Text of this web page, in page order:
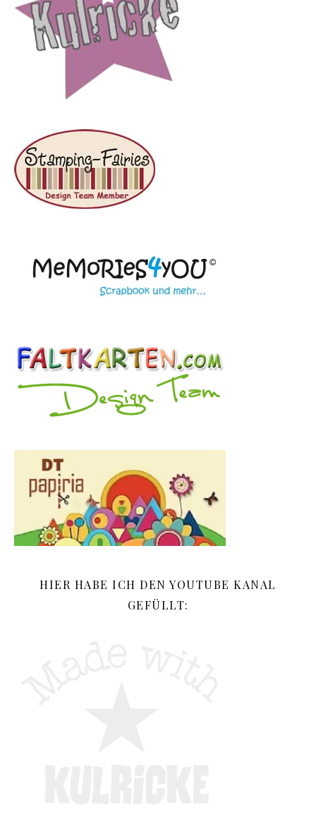
HIER HABE ICH DEN YOUTUBE KANAL
GEFÜLLT: